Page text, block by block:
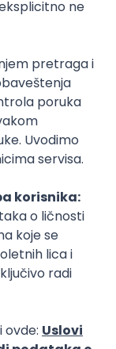
bankarstvo